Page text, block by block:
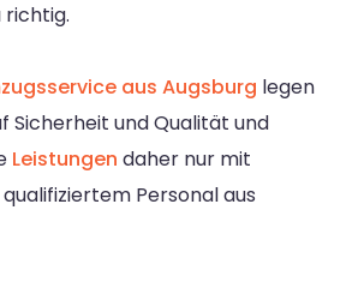
richtig.
aus Augsburg legen
Sicherheit und Qualität und
Leistungen daher nur mit
Personal aus